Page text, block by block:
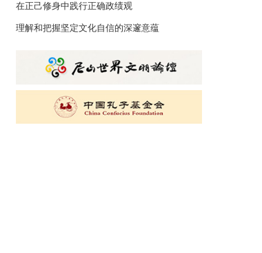
在正己修身中践行正确政绩观
理解和把握坚定文化自信的深邃意蕴